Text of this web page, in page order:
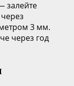
залейте
3 мм.
через год